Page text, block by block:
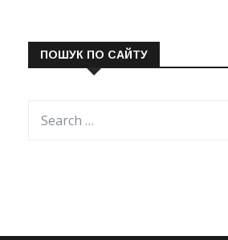
ПОШУК ПО САЙТУ